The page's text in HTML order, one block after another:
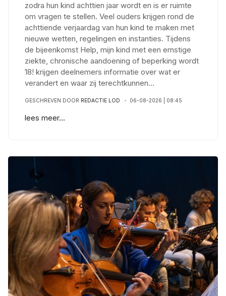
zodra hun kind achttien jaar wordt en is er ruimte
om vragen te stellen. Veel ouders krijgen rond de
achttiende verjaardag van hun kind te maken met
nieuwe wetten, regelingen en instanties. Tijdens
de bijeenkomst Help, mijn kind met een ernstige
ziekte, chronische aandoening of beperking wordt
18! krijgen deelnemers informatie over wat er
verandert en waar zij terechtkunnen...
GESCHREVEN DOOR REDACTIE LOD 06-08-2026 | 08:45
lees meer...